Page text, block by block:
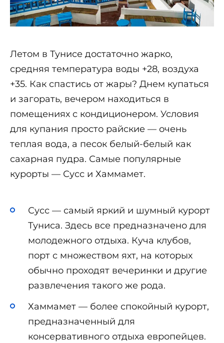
Летом в Тунисе достаточно жарко,
средняя температура воды +28, воздуха
+35. Как спастись от жары? Днем купаться
и загорать, вечером находиться в
помещениях с кондиционером. Условия
для купания просто райские — очень
теплая вода, а песок белый-белый как
сахарная пудра. Самые популярные
курорты — Сусс и Хаммамет.
Сусс — самый яркий и шумный курорт
Туниса. Здесь все предназначено для
молодежного отдыха. Куча клубов,
порт с множеством яхт, на которых
обычно проходят вечеринки и другие
развлечения такого же рода.
Хаммамет — более спокойный курорт,
предназначенный для
консервативного отдыха европейцев.